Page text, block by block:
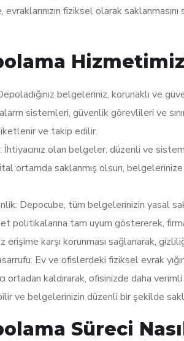
fiziksel olarak
belgeleriniz, korunaklı ve
sistemleri, güvenlik görevlileri ve
ve takip edilir.
İhtiyacınız olan belgeler, düzenli ve
ortamda saklanmış olsun, belgelerinize
Depocube, tüm belgelerinizin yasal
politikalarına tam uyum göstererek,
karşı korunması sağlanarak,
Ev ve ofislerdeki fiziksel evrak
ortadan kaldırarak, ofisinizde daha
ve belgelerinizin düzenli bir şekilde
Süreci